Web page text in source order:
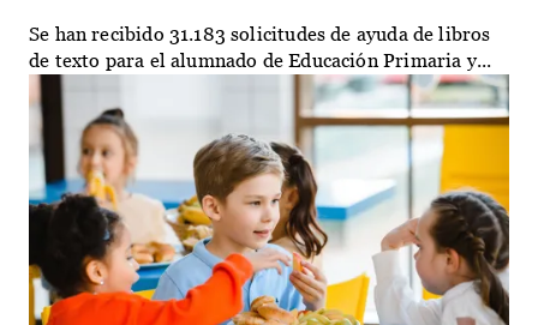
Se han recibido 31.183 solicitudes de ayuda de libros
de texto para el alumnado de Educación Primaria y...